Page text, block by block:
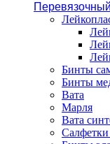
Бинты
Бинты
Вата
Марля
Вата